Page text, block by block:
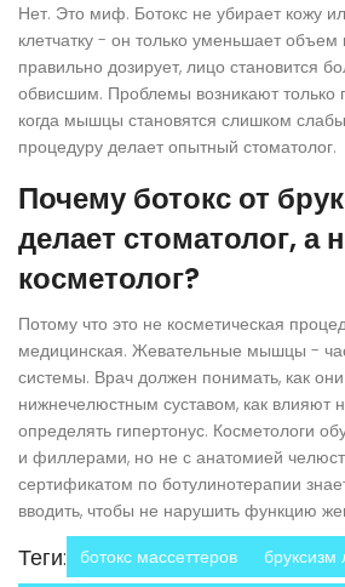
Нет. Это миф. Ботокс не убирает кожу
клетчатку - он только уменьшает
правильно дозирует, лицо становится
обвисшим. Проблемы возникают только
когда мышцы становятся слишком
процедуру делает опытный стоматолог.
Почему ботокс от
делает стоматолог, а
косметолог?
Потому что это не косметическая
медицинская. Жевательные мышцы -
системы. Врач должен понимать, как
нижнечелюстным суставом, как влияют
определять гипертонус. Косметологи
и филлерами, но не с анатомией
сертификатом по ботулинотерапии
вводить, чтобы не нарушить функцию
Теги: ботокс массеттеров
бруксизм